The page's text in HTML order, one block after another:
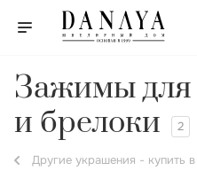
Зажимы для
и брелоки
2
Другие украшения - купить